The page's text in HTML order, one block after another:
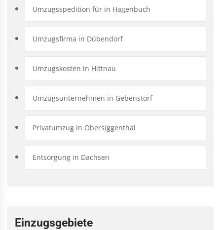
Umzugsspedition für in Hagenbuch
Umzugsfirma in Dübendorf
Umzugskosten in Hittnau
Umzugsunternehmen in Gebenstorf
Privatumzug in Obersiggenthal
Entsorgung in Dachsen
Einzugsgebiete